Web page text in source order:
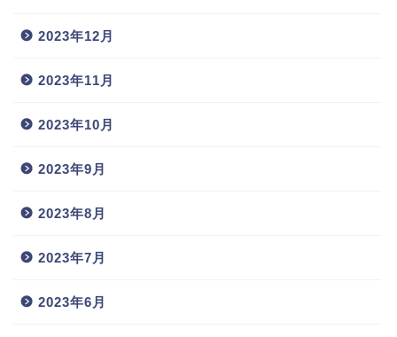
2023年12月
2023年11月
2023年10月
2023年9月
2023年8月
2023年7月
2023年6月